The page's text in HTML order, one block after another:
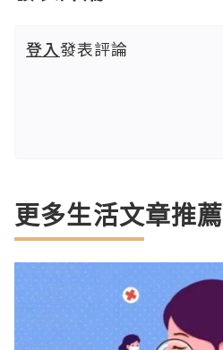
登入發表評論
更多生活文章推薦